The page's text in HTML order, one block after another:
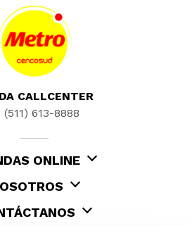
CALLCENTER
(511) 613-8888
ONLINE